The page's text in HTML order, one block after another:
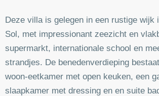
Deze villa is gelegen in een rustige wijk
Sol, met impressionant zeezicht en
supermarkt, internationale school en
strandjes. De benedenverdieping
woon-eetkamer met open keuken, een
slaapkamer met dressing en en suite